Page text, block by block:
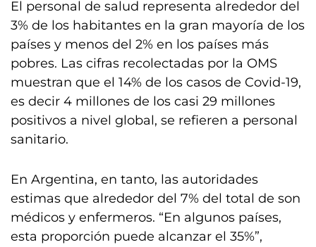
El personal de salud representa alrededor del
3% de los habitantes en la gran mayoría de los
países y menos del 2% en los países más
pobres. Las cifras recolectadas por la OMS
muestran que el 14% de los casos de Covid-19,
es decir 4 millones de los casi 29 millones
positivos a nivel global, se refieren a personal
sanitario.
En Argentina, en tanto, las autoridades
estimas que alrededor del 7% del total de son
médicos y enfermeros. “En algunos países,
esta proporción puede alcanzar el 35%”,